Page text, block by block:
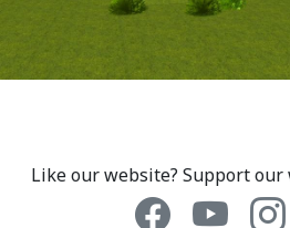
Like our website? Support